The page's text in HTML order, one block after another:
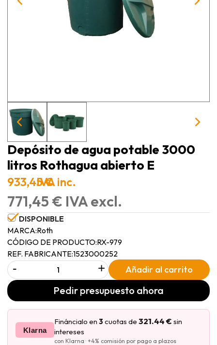
Depósito de agua potable 3000
litros Rothagua abierto E
933,45 €IVA inc.
771,45 € IVA excl.
DISPONIBLE
MARCA:Roth
CÓDIGO DE PRODUCTO:RX-979
REF. FABRICANTE:1523000252
- + Añadir al carrito
Pedir presupuesto ahora
Klarna
Fináncialo en3 cuotas de 321.44 € sin
intereses
con Klarna · +4% comisión por pago a plazos